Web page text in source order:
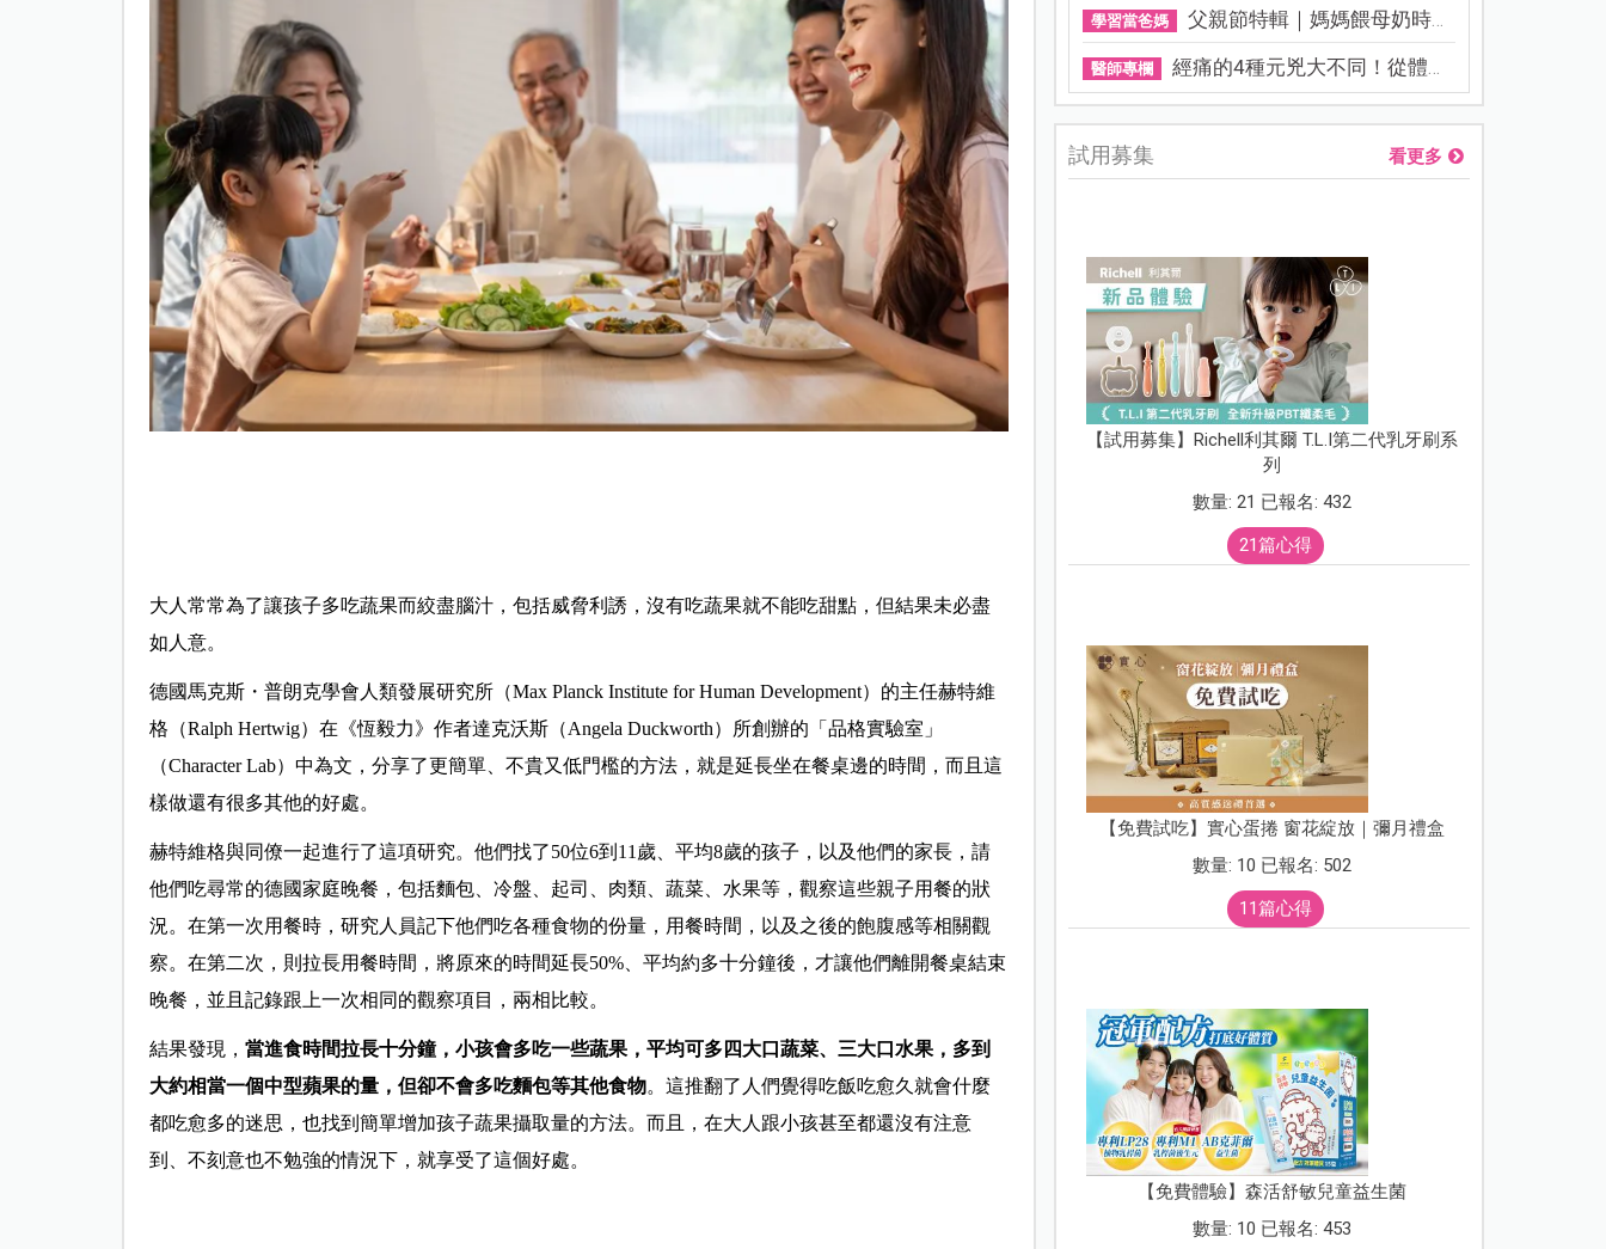
大人常常為了讓孩子多吃蔬果而絞盡腦汁，包括威脅利誘，沒有吃蔬果就不能吃甜點，但結果未必盡
如人意。
德國馬克斯・普朗克學會人類發展研究所（Max Planck Institute for Human Development）的主任赫特維
格（Ralph Hertwig）在《恆毅力》作者達克沃斯（Angela Duckworth）所創辦的「品格實驗室」
（Character Lab）中為文，分享了更簡單、不貴又低門檻的方法，就是延長坐在餐桌邊的時間，而且這
樣做還有很多其他的好處。
赫特維格與同僚一起進行了這項研究。他們找了50位6到11歲、平均8歲的孩子，以及他們的家長，請
他們吃尋常的德國家庭晚餐，包括麵包、冷盤、起司、肉類、蔬菜、水果等，觀察這些親子用餐的狀
況。在第一次用餐時，研究人員記下他們吃各種食物的份量，用餐時間，以及之後的飽腹感等相關觀
察。在第二次，則拉長用餐時間，將原來的時間延長50%、平均約多十分鐘後，才讓他們離開餐桌結束
晚餐，並且記錄跟上一次相同的觀察項目，兩相比較。
結果發現， 當進食時間拉長十分鐘，小孩會多吃一些蔬果，平均可多四大口蔬菜、三大口水果，多到
大約相當一個中型蘋果的量，但卻不會多吃麵包等其他食物。這推翻了人們覺得吃飯吃愈久就會什麼
都吃愈多的迷思，也找到簡單增加孩子蔬果攝取量的方法。而且，在大人跟小孩甚至都還沒有注意
到、不刻意也不勉強的情況下，就享受了這個好處。
學習當爸媽 父親節特輯｜媽媽餵母奶時，...
醫師專欄 經痛的4種元兇大不同！從體質...
試用募集 看更多
【試用募集】Richell利其爾 T.L.I第二代乳牙刷系
列
數量: 21 已報名: 432
21篇心得
【免費試吃】實心蛋捲 窗花綻放｜彌月禮盒
數量: 10 已報名: 502
11篇心得
【免費體驗】森活舒敏兒童益生菌
數量: 10 已報名: 453